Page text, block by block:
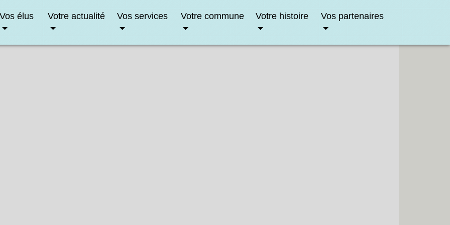
Vos élus Votre actualité Vos services Votre commune Votre histoire Vos partenaires